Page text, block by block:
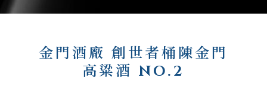
金門酒廠 創世者桶陳金門
高粱酒 NO.2